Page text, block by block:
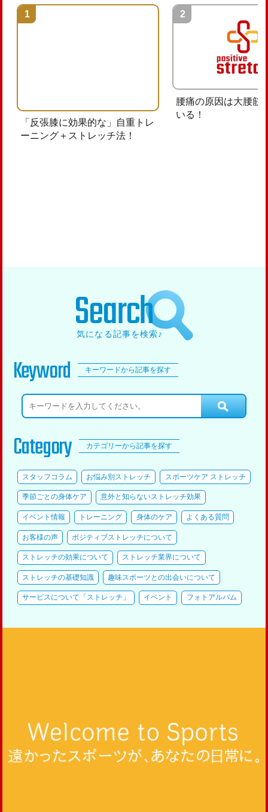
「反張膝に効果的な」自重トレ
ーニング＋ストレッチ法！
腰痛の原因は大腰筋
いる！
Search
気になる記事を検索♪
Keyword キーワードから記事を探す
Category カテゴリーから記事を探す
スタッフコラム お悩み別ストレッチ スポーツケア ストレッチ
季節ごとの身体ケア 意外と知らないストレッチ効果
イベント情報 トレーニング 身体のケア よくある質問
お客様の声 ポジティブストレッチについて
ストレッチの効果について ストレッチ業界について
ストレッチの基礎知識 趣味スポーツとの出会いについて
サービスについて「ストレッチ」 イベント フォトアルバム